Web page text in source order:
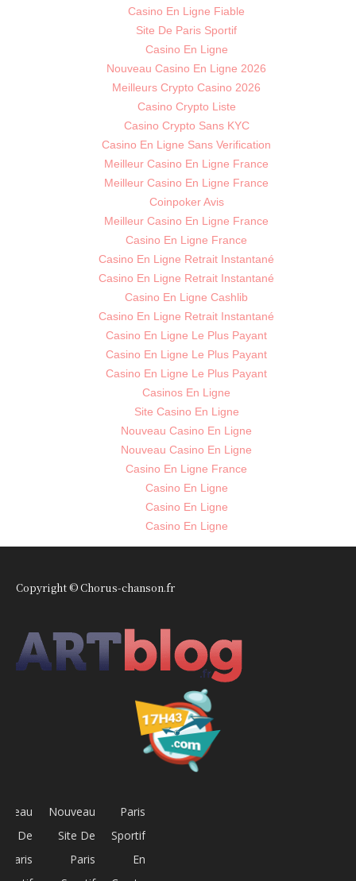
Casino En Ligne Fiable
Site De Paris Sportif
Casino En Ligne
Nouveau Casino En Ligne 2026
Meilleurs Crypto Casino 2026
Casino Crypto Liste
Casino Crypto Sans KYC
Casino En Ligne Sans Verification
Meilleur Casino En Ligne France
Meilleur Casino En Ligne France
Coinpoker Avis
Meilleur Casino En Ligne France
Casino En Ligne France
Casino En Ligne Retrait Instantané
Casino En Ligne Retrait Instantané
Casino En Ligne Cashlib
Casino En Ligne Retrait Instantané
Casino En Ligne Le Plus Payant
Casino En Ligne Le Plus Payant
Casino En Ligne Le Plus Payant
Casinos En Ligne
Site Casino En Ligne
Nouveau Casino En Ligne
Nouveau Casino En Ligne
Casino En Ligne France
Casino En Ligne
Casino En Ligne
Casino En Ligne
Copyright © Chorus-chanson.fr
De
Paris
Nouveau
Site De
Paris
Paris
Sportif
En